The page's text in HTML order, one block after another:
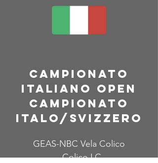
campionato
italiano open
cAMPIONATO
ITALO/SVIZZERO
GEAS-NBC Vela Colico
- Colico LC